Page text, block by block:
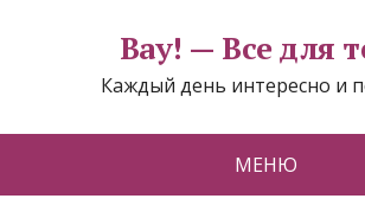
Вау! — Все для
Каждый день интересно и
МЕНЮ